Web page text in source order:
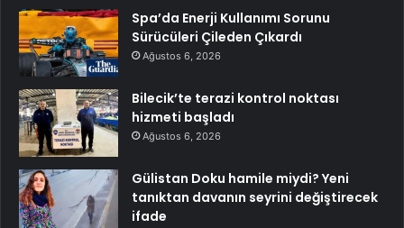
Spa’da Enerji Kullanımı Sorunu
Sürücüleri Çileden Çıkardı
Ağustos 6, 2026
Bilecik’te terazi kontrol noktası
hizmeti başladı
Ağustos 6, 2026
Gülistan Doku hamile miydi? Yeni
tanıktan davanın seyrini değiştirecek
ifade